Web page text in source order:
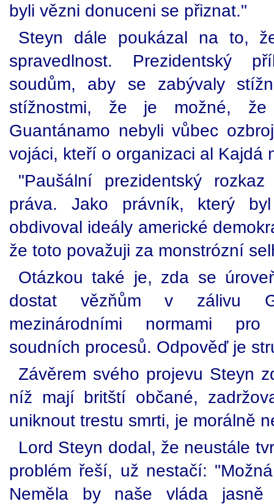
byli vězni donuceni se přiznat."
Steyn dále poukázal na to,
spravedlnost. Prezidentský
soudům, aby se zabývaly
stížnostmi, že je možné,
Guantánamo nebyli vůbec
vojáci, kteří o organizaci al Kajdá
"Paušální prezidentský
práva. Jako právník, který
obdivoval ideály americké
že toto považuji za monstrózní
Otázkou také je, zda se
dostat vězňům v zálivu
mezinárodními normami pro
soudních procesů. Odpověď je
Závěrem svého projevu Steyn
níž mají britští občané,
uniknout trestu smrti, je morálně
Lord Steyn dodal, že neustále
problém řeší, už nestačí:
Neměla by naše vláda jasně